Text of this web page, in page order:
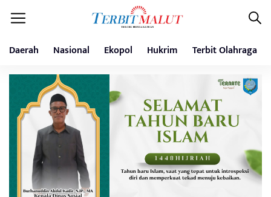
Daerah Nasional Ekopol Hukrim Terbit Olahraga